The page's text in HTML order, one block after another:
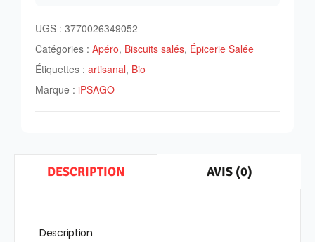
UGS : 3770026349052
Catégories : Apéro, Biscuits salés, Épicerie Salée
Étiquettes : artisanal, Bio
Marque : iPSAGO
DESCRIPTION AVIS (0)
Description